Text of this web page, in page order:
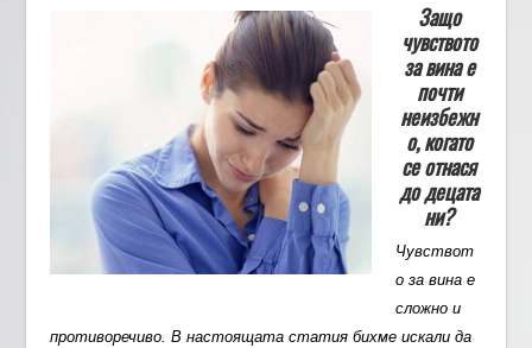
Защо
чувството
за вина е
почти
неизбежн
о, когато
се отнася
до децата
ни?
Чувствот
о за вина е
сложно и
противоречиво. В настоящата статия бихме искали да